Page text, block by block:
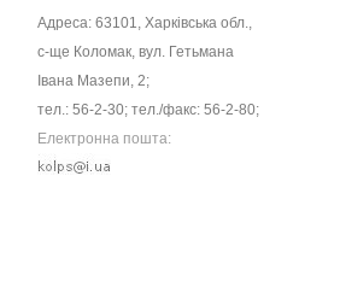
Адреса: 63101, Харківська обл.,
с-ще Коломак, вул. Гетьмана
Івана Мазепи, 2;
тел.: 56-2-30; тел./факс: 56-2-80;
Електронна пошта: